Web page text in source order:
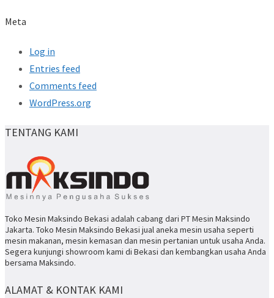
Meta
Log in
Entries feed
Comments feed
WordPress.org
TENTANG KAMI
Toko Mesin Maksindo Bekasi adalah cabang dari PT Mesin Maksindo
Jakarta. Toko Mesin Maksindo Bekasi jual aneka mesin usaha seperti
mesin makanan, mesin kemasan dan mesin pertanian untuk usaha Anda.
Segera kunjungi showroom kami di Bekasi dan kembangkan usaha Anda
bersama Maksindo.
ALAMAT & KONTAK KAMI